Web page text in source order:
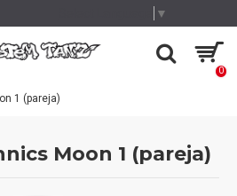
▼
0
1 (pareja)
Moon 1 (pareja)